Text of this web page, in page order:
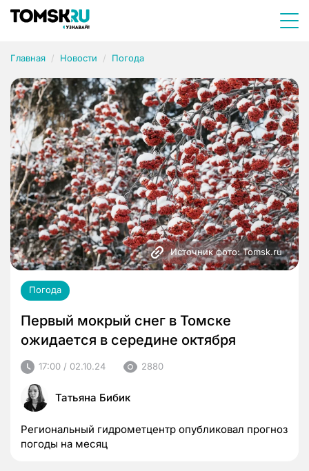
Главная Новости Погода
Источник фото: Tomsk.ru
Погода
Первый мокрый снег в Томске
ожидается в середине октября
17:00 / 02.10.24 2880
Татьяна Бибик
Региональный гидрометцентр опубликовал прогноз
погоды на месяц